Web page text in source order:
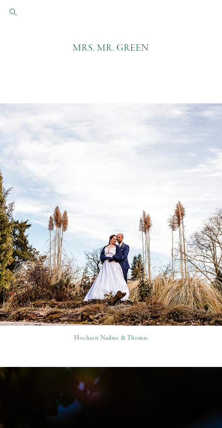
MRS. MR. GREEN
Hochzeit Nadine & Thomas